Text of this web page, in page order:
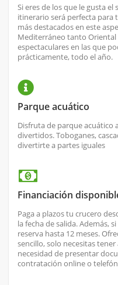
Si eres de los que le gusta
itinerario será perfecta para
más destacados en este
Mediterráneo tanto Oriental
espectaculares en las que
prácticamente, todo el año.
Parque acuático
Disfruta de parque acuático
divertidos. Toboganes,
divertirte a partes iguales
Financiación
Paga a plazos tu crucero
la fecha de salida. Además,
reserva hasta 12 meses.
sencillo, solo necesitas
necesidad de presentar
contratación online o